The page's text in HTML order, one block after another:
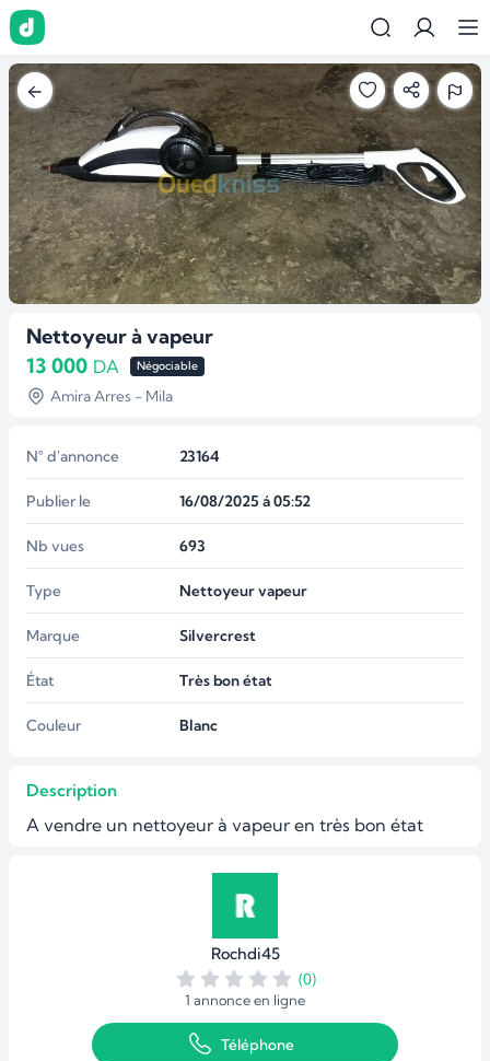
Nettoyeur à vapeur
13 000 DA Négociable
Amira Arres - Mila
N° d'annonce 23164
Publier le 16/08/2025 á 05:52
Nb vues 693
Type Nettoyeur vapeur
Marque Silvercrest
État Très bon état
Couleur Blanc
Description
A vendre un nettoyeur à vapeur en très bon état
Rochdi45
(0)
1 annonce en ligne
Téléphone